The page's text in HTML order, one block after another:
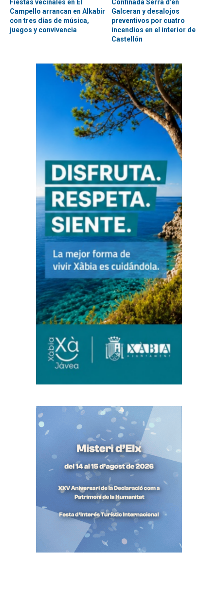
Fiestas vecinales en El
Campello arrancan en Alkabir
con tres días de música,
juegos y convivencia
Confinada Serra d’en
Galceran y desalojos
preventivos por cuatro
incendios en el interior de
Castellón